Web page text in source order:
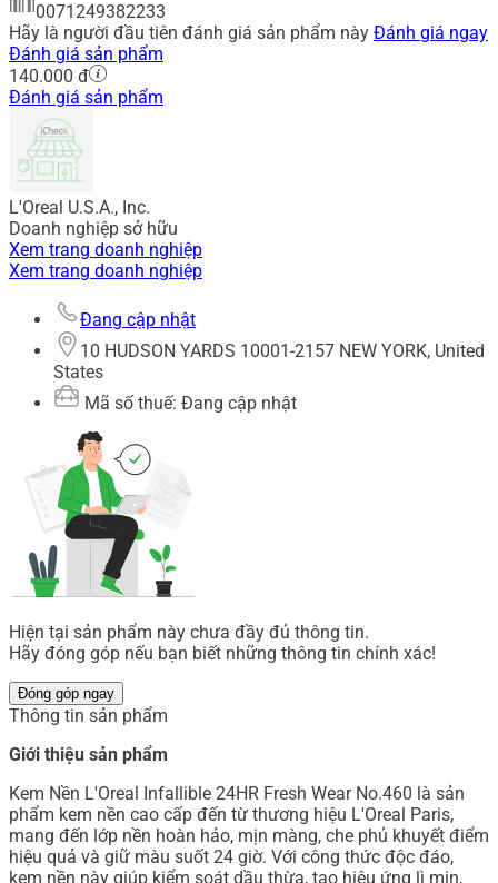
0071249382233
Hãy là người đầu tiên đánh giá sản phẩm này Đánh giá ngay
Đánh giá sản phẩm
140.000 đ
Đánh giá sản phẩm
L'Oreal U.S.A., Inc.
Doanh nghiệp sở hữu
Xem trang doanh nghiệp
Xem trang doanh nghiệp
Đang cập nhật
10 HUDSON YARDS 10001-2157 NEW YORK, United
States
Mã số thuế: Đang cập nhật
Hiện tại sản phẩm này chưa đầy đủ thông tin.
Hãy đóng góp nếu bạn biết những thông tin chính xác!
Đóng góp ngay
Thông tin sản phẩm
Giới thiệu sản phẩm
Kem Nền L'Oreal Infallible 24HR Fresh Wear No.460 là sản
phẩm kem nền cao cấp đến từ thương hiệu L'Oreal Paris,
mang đến lớp nền hoàn hảo, mịn màng, che phủ khuyết điểm
hiệu quả và giữ màu suốt 24 giờ. Với công thức độc đáo,
kem nền này giúp kiểm soát dầu thừa, tạo hiệu ứng lì mịn,